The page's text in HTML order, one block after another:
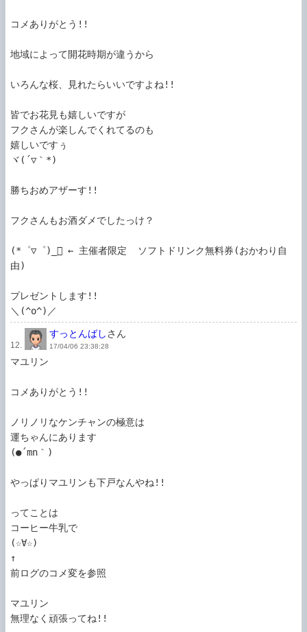
コメありがとう!!
地域によって開花時期が違うから
いろんな桜、見れたらいいですよね!!
皆でお花見も嬉しいですが
フクさんが楽しんでくれてるのも
嬉しいですぅ
ヾ(´▽｀*)ゝ
勝ちおめアザーす!!
フクさんもお酒ダメでしたっけ？
(*゜▽゜)_ ← 主催者限定  ソフトドリンク無料券(おかわり自
由)
プレゼントします!!
＼(^o^)／
12.
すっとんばしさん
17/04/06 23:38:28
マユリン
コメありがとう!!
ノリノリなケンチャンの極意は
運ちゃんにあります
(●´mn｀)
やっぱりマユリンも下戸なんやね!!
ってことは
コーヒー牛乳で
(☆∀☆)
↑
前ログのコメ変を参照
マユリン
無理なく頑張ってね!!